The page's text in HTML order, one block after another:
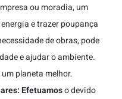
ou moradia, um
e trazer poupança
de obras, pode
e ajudar o ambiente.
planeta melhor.
Efetuamoso devido